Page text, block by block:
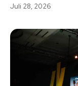
Juli 28, 2026